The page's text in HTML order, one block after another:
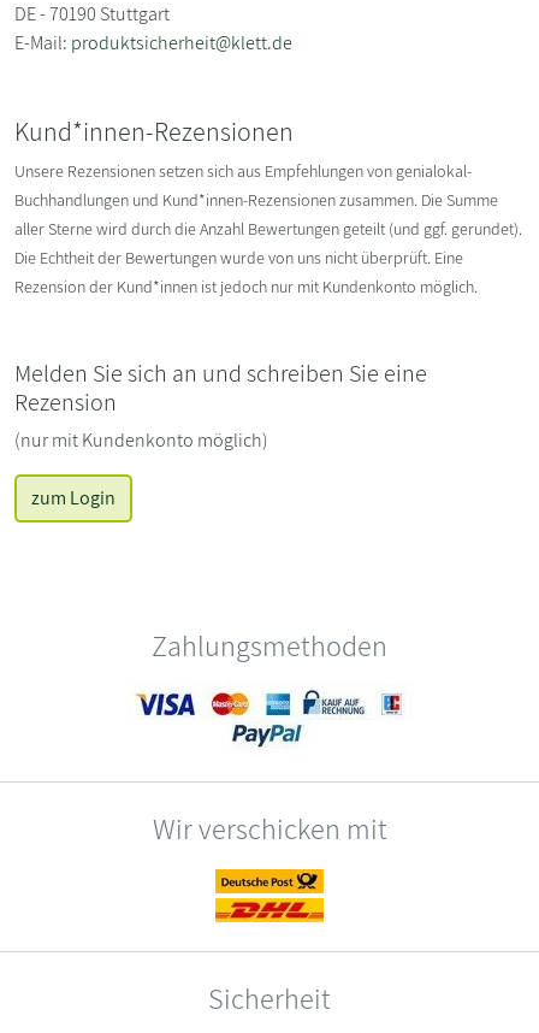
DE - 70190 Stuttgart
E-Mail: produktsicherheit@klett.de
Kund*innen-Rezensionen
Unsere Rezensionen setzen sich aus Empfehlungen von genialokal-
Buchhandlungen und Kund*innen-Rezensionen zusammen. Die Summe
aller Sterne wird durch die Anzahl Bewertungen geteilt (und ggf. gerundet).
Die Echtheit der Bewertungen wurde von uns nicht überprüft. Eine
Rezension der Kund*innen ist jedoch nur mit Kundenkonto möglich.
Melden Sie sich an und schreiben Sie eine
Rezension
(nur mit Kundenkonto möglich)
zum Login
Zahlungsmethoden
Wir verschicken mit
Sicherheit